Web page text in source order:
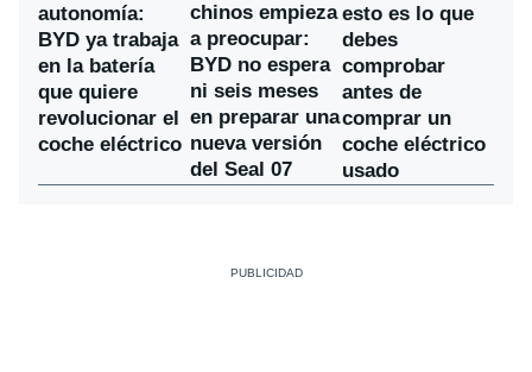
autonomía:
BYD ya trabaja
en la batería
que quiere
revolucionar el
coche eléctrico
chinos empieza
a preocupar:
BYD no espera
ni seis meses
en preparar una
nueva versión
del Seal 07
esto es lo que
debes
comprobar
antes de
comprar un
coche eléctrico
usado